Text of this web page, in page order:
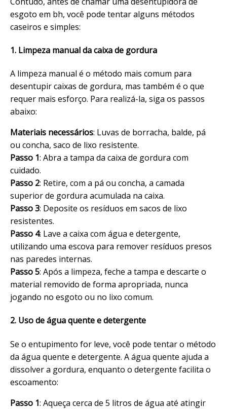
esgoto em bh, você pode tentar alguns métodos
caseiros e simples:
1. Limpeza manual da caixa de gordura
A limpeza manual é o método mais comum para
desentupir caixas de gordura, mas também é o que
requer mais esforço. Para realizá-la, siga os passos
abaixo:
Materiais necessários: Luvas de borracha, balde, pá
ou concha, saco de lixo resistente.
Passo 1: Abra a tampa da caixa de gordura com
cuidado.
Passo 2: Retire, com a pá ou concha, a camada
superior de gordura acumulada na caixa.
Passo 3: Deposite os resíduos em sacos de lixo
resistentes.
Passo 4: Lave a caixa com água e detergente,
utilizando uma escova para remover resíduos presos
nas paredes internas.
Passo 5: Após a limpeza, feche a tampa e descarte o
material removido de forma apropriada, nunca
jogando no esgoto ou no lixo comum.
2. Uso de água quente e detergente
Se o entupimento for leve, você pode tentar o método
da água quente e detergente. A água quente ajuda a
dissolver a gordura, enquanto o detergente facilita o
escoamento:
Passo 1: Aqueça cerca de 5 litros de água até atingir